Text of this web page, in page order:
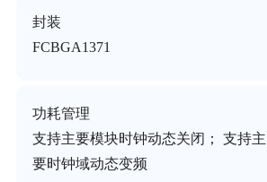
封装
FCBGA1371
功耗管理
支持主要模块时钟动态关闭； 支持主
要时钟域动态变频